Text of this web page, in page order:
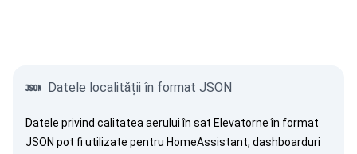
Datele localității în format JSON
Datele privind calitatea aerului în sat Elevatorne în format
JSON pot fi utilizate pentru HomeAssistant, dashboarduri